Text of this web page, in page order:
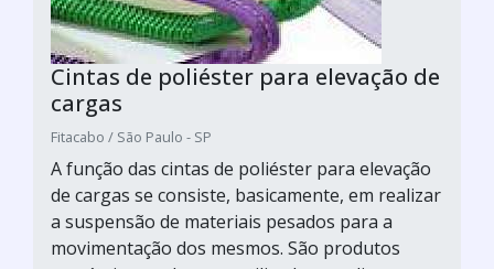
Cintas de poliéster para elevação de
cargas
Fitacabo / São Paulo - SP
A função das cintas de poliéster para elevação
de cargas se consiste, basicamente, em realizar
a suspensão de materiais pesados para a
movimentação dos mesmos. São produtos